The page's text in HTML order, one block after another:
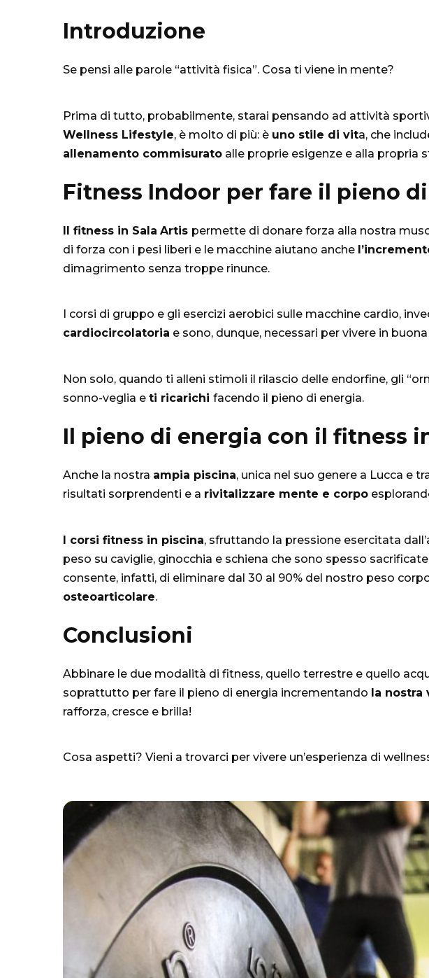
Introduzione
Se pensi alle parole “attività fisica”. Cosa ti viene in mente?
Prima di tutto, probabilmente, starai pensando ad attività
Wellness Lifestyle, è molto di più: è uno stile di vita, che
allenamento commisurato alle proprie esigenze e alla propria
Fitness Indoor per fare il pieno
Il fitness in Sala Artis permette di donare forza alla nostra
di forza con i pesi liberi e le macchine aiutano anche
dimagrimento senza troppe rinunce.
I corsi di gruppo e gli esercizi aerobici sulle macchine cardio,
cardiocircolatoria e sono, dunque, necessari per vivere in
Non solo, quando ti alleni stimoli il rilascio delle endorfine, gli
sonno-veglia e ti ricarichi facendo il pieno di energia.
Il pieno di energia con il fitness
Anche la nostra ampia piscina, unica nel suo genere a Lucca e
risultati sorprendenti e a rivitalizzare mente e corpo
I corsi fitness in piscina, sfruttando la pressione esercitata
peso su caviglie, ginocchia e schiena che sono spesso
consente, infatti, di eliminare dal 30 al 90% del nostro peso
osteoarticolare.
Conclusioni
Abbinare le due modalità di fitness, quello terrestre e quello
soprattutto per fare il pieno di energia incrementando la nostra
rafforza, cresce e brilla!
Cosa aspetti? Vieni a trovarci per vivere un’esperienza di